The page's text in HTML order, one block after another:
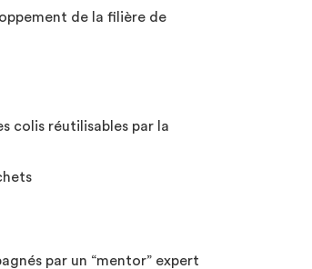
de la filière de
colis réutilisables par la
par un “mentor” expert